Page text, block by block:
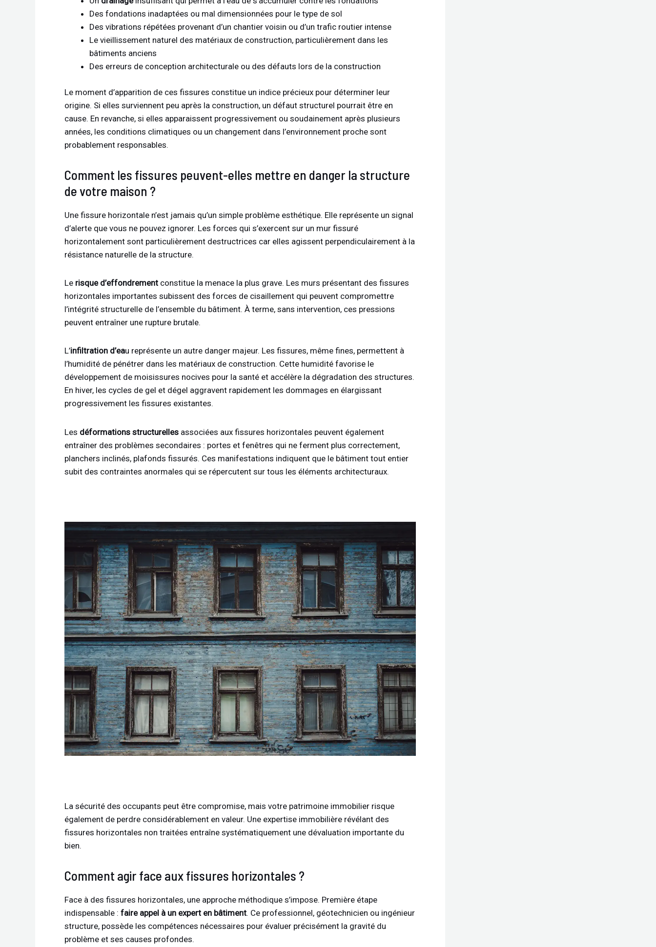
Des fondations inadaptées ou mal dimensionnées pour le type de sol
Des vibrations répétées provenant d’un chantier voisin ou d’un trafic routier intense
Le vieillissement naturel des matériaux de construction, particulièrement dans les
bâtiments anciens
Des erreurs de conception architecturale ou des défauts lors de la construction
Le moment d’apparition de ces fissures constitue un indice précieux pour déterminer leur
origine. Si elles surviennent peu après la construction, un défaut structurel pourrait être en
cause. En revanche, si elles apparaissent progressivement ou soudainement après plusieurs
années, les conditions climatiques ou un changement dans l’environnement proche sont
probablement responsables.
Comment les fissures peuvent-elles mettre en danger la structure
de votre maison ?
Une fissure horizontale n’est jamais qu’un simple problème esthétique. Elle représente un signal
d’alerte que vous ne pouvez ignorer. Les forces qui s’exercent sur un mur fissuré
horizontalement sont particulièrement destructrices car elles agissent perpendiculairement à la
résistance naturelle de la structure.
Le risque d’effondrement constitue la menace la plus grave. Les murs présentant des fissures
horizontales importantes subissent des forces de cisaillement qui peuvent compromettre
l’intégrité structurelle de l’ensemble du bâtiment. À terme, sans intervention, ces pressions
peuvent entraîner une rupture brutale.
L’infiltration d’eau représente un autre danger majeur. Les fissures, même fines, permettent à
l’humidité de pénétrer dans les matériaux de construction. Cette humidité favorise le
développement de moisissures nocives pour la santé et accélère la dégradation des structures.
En hiver, les cycles de gel et dégel aggravent rapidement les dommages en élargissant
progressivement les fissures existantes.
Les déformations structurelles associées aux fissures horizontales peuvent également
entraîner des problèmes secondaires : portes et fenêtres qui ne ferment plus correctement,
planchers inclinés, plafonds fissurés. Ces manifestations indiquent que le bâtiment tout entier
subit des contraintes anormales qui se répercutent sur tous les éléments architecturaux.
La sécurité des occupants peut être compromise, mais votre patrimoine immobilier risque
également de perdre considérablement en valeur. Une expertise immobilière révélant des
fissures horizontales non traitées entraîne systématiquement une dévaluation importante du
bien.
Comment agir face aux fissures horizontales ?
Face à des fissures horizontales, une approche méthodique s’impose. Première étape
indispensable : faire appel à un expert en bâtiment. Ce professionnel, géotechnicien ou ingénieur
structure, possède les compétences nécessaires pour évaluer précisément la gravité du
problème et ses causes profondes.